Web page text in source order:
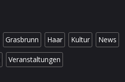
Grasbrunn Haar Kultur News
Veranstaltungen